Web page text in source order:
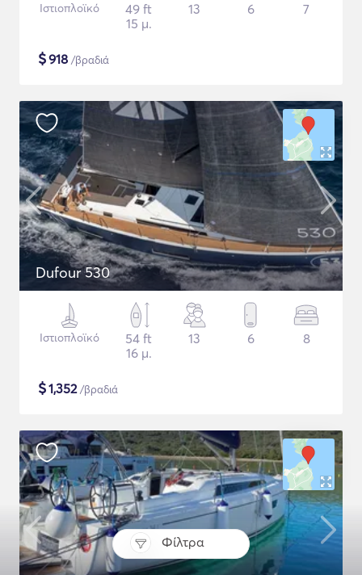
Φίλτρα
Ιστιοπλοϊκό
49 ft
15 μ.
13 6 7
$918 /βραδιά
Dufour 530
Ιστιοπλοϊκό
54 ft
16 μ.
13 6 8
$1,352/βραδιά